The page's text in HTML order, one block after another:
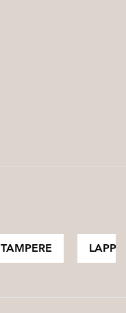
TAMPERE LAPPI